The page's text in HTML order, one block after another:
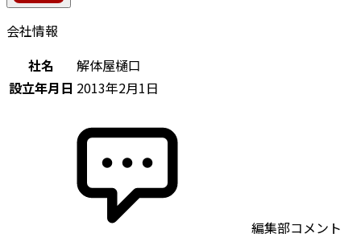
会社情報
社名
解体屋樋口
設立年月日 2013年2月1日
編集部コメント